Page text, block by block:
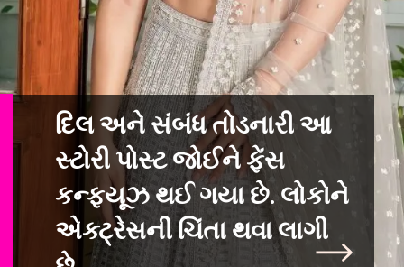
દિલ અને સંબંધ તોડનારી આ
સ્ટોરી પોસ્ટ જોઈને ફેંસ
કન્ફ્યૂઝ થઈ ગયા છે. લોકોને
એક્ટ્રેસની ચિંતા થવા લાગી